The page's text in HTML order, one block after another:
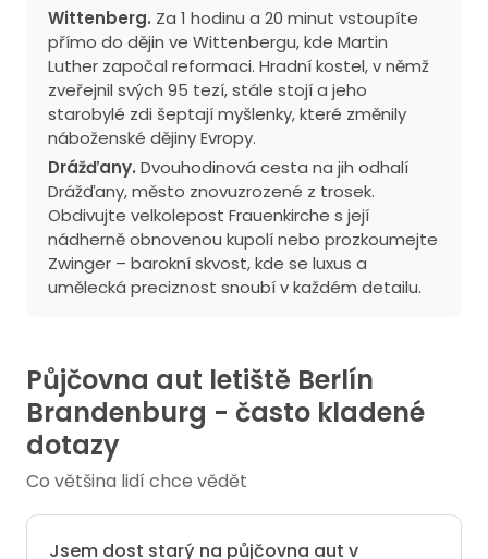
Wittenberg. Za 1 hodinu a 20 minut vstoupíte
přímo do dějin ve Wittenbergu, kde Martin
Luther započal reformaci. Hradní kostel, v němž
zveřejnil svých 95 tezí, stále stojí a jeho
starobylé zdi šeptají myšlenky, které změnily
náboženské dějiny Evropy.
Drážďany. Dvouhodinová cesta na jih odhalí
Drážďany, město znovuzrozené z trosek.
Obdivujte velkolepost Frauenkirche s její
nádherně obnovenou kupolí nebo prozkoumejte
Zwinger – barokní skvost, kde se luxus a
umělecká preciznost snoubí v každém detailu.
Půjčovna aut letiště Berlín
Brandenburg - často kladené
dotazy
Co většina lidí chce vědět
Jsem dost starý na půjčovna aut v